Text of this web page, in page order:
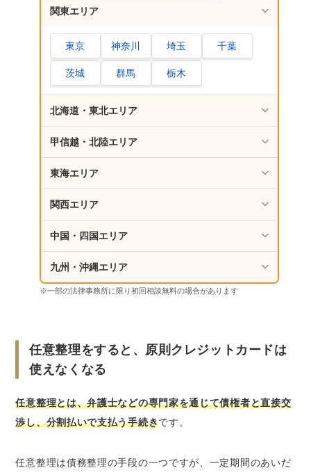
プリペイドカード｜事前に現金をチャージし
スマートフォン決済｜クレジットカードと連
携しなければ使える
質問
クレジットカードで購入した商品はどうなり
ますか？
か？
クレジット機能付きのキャッシュカードは作
れますか？
クレジットカードで引き落としをしている場
合はどうなりますか？
任意整理中でもカードローンなら審査に通り
ますか？
関東エリア
東京 神奈川 埼玉 千葉
茨城 群馬 栃木
北海道・東北エリア
甲信越・北陸エリア
東海エリア
関西エリア
中国・四国エリア
九州・沖縄エリア
※一部の法律事務所に限り初回相談無料の場合があります
任意整理をすると、原則クレジットカードは
使えなくなる
任意整理とは、弁護士などの専門家を通じて債権者と直接交
渉し、分割払いで支払う手続きです。
任意整理は債務整理の手段の一つですが、 一定期間のあいだ